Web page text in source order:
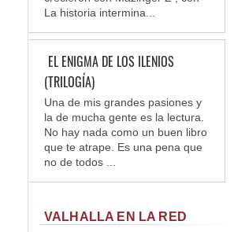
La historia intermina...
EL ENIGMA DE LOS ILENIOS
(TRILOGÍA)
Una de mis grandes pasiones y
la de mucha gente es la lectura.
No hay nada como un buen libro
que te atrape. Es una pena que
no de todos ...
VALHALLA EN LA RED